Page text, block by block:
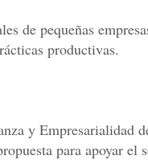
de pequeñas
productivas.
y Empresarialidad
para apoyar el